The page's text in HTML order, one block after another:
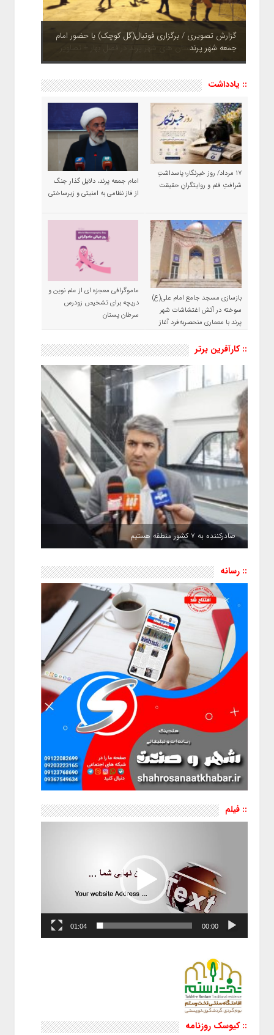
چشم نوازی بوستان های شهر پرند در فصل بهار + تصاویر
:: یادداشت
۱۷ مرداد/ روز خبرنگار؛ پاسداشتِ
شرافتِ قلم و روایتگرانِ حقیقت
امام جمعه پرند، دلایل گذار جنگ
از فاز نظامی به امنیتی و زیرساختی
بازسازی مسجد جامع امام علی(ع)
سوخته در آتش اغتشاشات شهر
پرند با معماری منحصربه‌فرد آغاز
ماموگرافی معجزه ای از علم نوین و
دریچه برای تشخیص زودرس
سرطان پستان
:: کارآفرین برتر
صادرکننده به ۷ کشور منطقه هستیم
:: رسانه
:: فیلم
نمایشگر
00:00
01:04
:: کیوسک روزنامه